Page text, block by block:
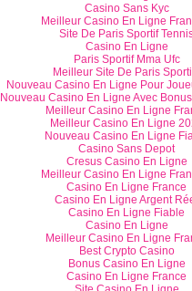
Casino Sans Kyc
Meilleur Casino En Ligne
Site De Paris Sportif
Casino En Ligne
Paris Sportif Mma Ufc
Meilleur Site De Paris
Nouveau Casino En Ligne Pour
Nouveau Casino En Ligne Avec
Meilleur Casino En Ligne
Meilleur Casino En Ligne
Nouveau Casino En Ligne
Casino Sans Depot
Cresus Casino En Ligne
Meilleur Casino En Ligne
Casino En Ligne France
Casino En Ligne Argent
Casino En Ligne Fiable
Casino En Ligne
Meilleur Casino En Ligne
Best Crypto Casino
Bonus Casino En Ligne
Casino En Ligne France